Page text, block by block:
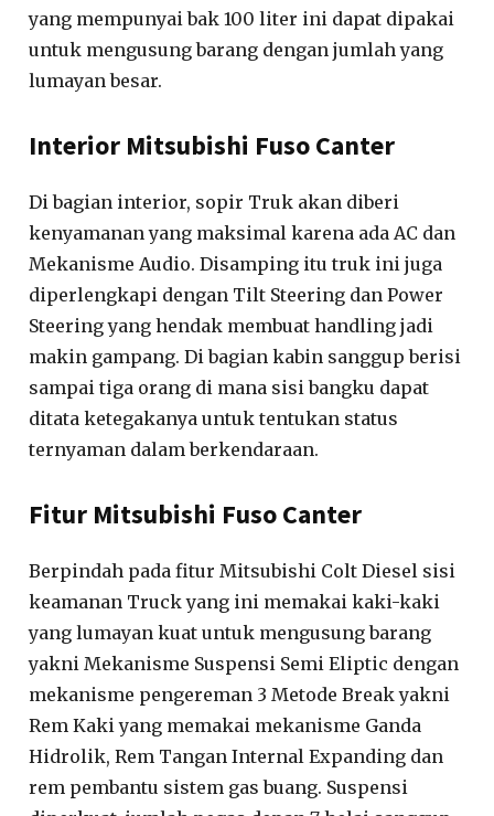
yang mempunyai bak 100 liter ini dapat dipakai
untuk mengusung barang dengan jumlah yang
lumayan besar.
Interior Mitsubishi Fuso Canter
Di bagian interior, sopir Truk akan diberi
kenyamanan yang maksimal karena ada AC dan
Mekanisme Audio. Disamping itu truk ini juga
diperlengkapi dengan Tilt Steering dan Power
Steering yang hendak membuat handling jadi
makin gampang. Di bagian kabin sanggup berisi
sampai tiga orang di mana sisi bangku dapat
ditata ketegakanya untuk tentukan status
ternyaman dalam berkendaraan.
Fitur Mitsubishi Fuso Canter
Berpindah pada fitur Mitsubishi Colt Diesel sisi
keamanan Truck yang ini memakai kaki-kaki
yang lumayan kuat untuk mengusung barang
yakni Mekanisme Suspensi Semi Eliptic dengan
mekanisme pengereman 3 Metode Break yakni
Rem Kaki yang memakai mekanisme Ganda
Hidrolik, Rem Tangan Internal Expanding dan
rem pembantu sistem gas buang. Suspensi